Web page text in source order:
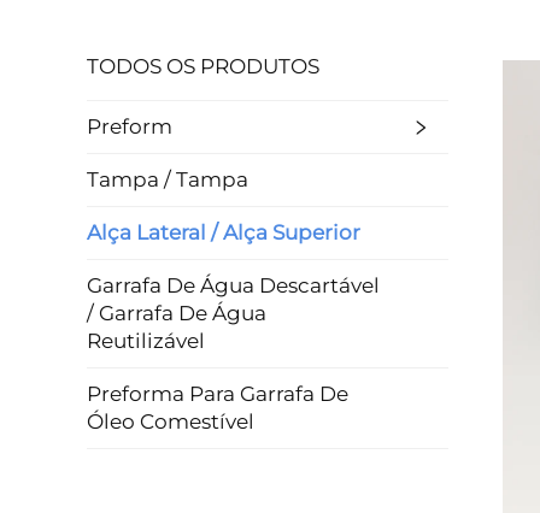
TODOS OS PRODUTOS
Preform
Tampa / Tampa
Alça Lateral / Alça Superior
Garrafa De Água Descartável
/ Garrafa De Água
Reutilizável
Preforma Para Garrafa De
Óleo Comestível